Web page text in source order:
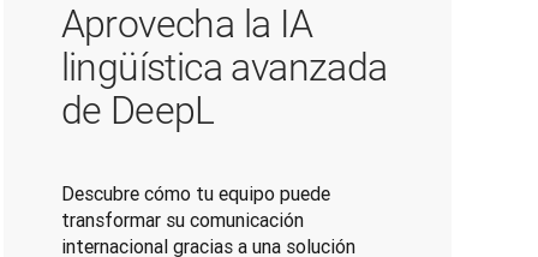
Aprovecha la IA
lingüística avanzada
de DeepL
Descubre cómo tu equipo puede
transformar su comunicación
internacional gracias a una solución